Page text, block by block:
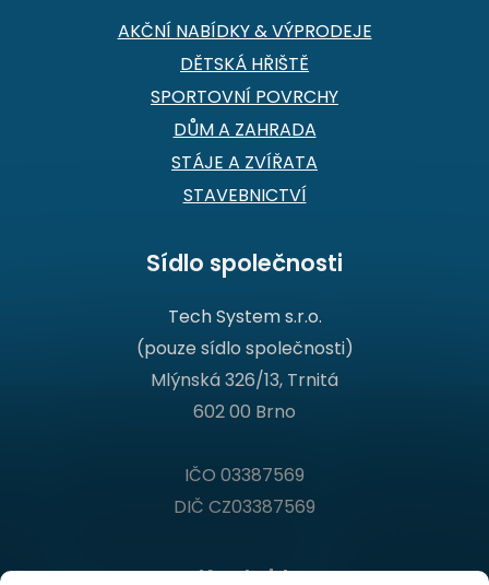
AKČNÍ NABÍDKY & VÝPRODEJE
DĚTSKÁ HŘIŠTĚ
SPORTOVNÍ POVRCHY
DŮM A ZAHRADA
STÁJE A ZVÍŘATA
STAVEBNICTVÍ
Sídlo společnosti
Tech System s.r.o.
(pouze sídlo společnosti)
Mlýnská 326/13, Trnitá
602 00 Brno
IČO 03387569
DIČ CZ03387569
Kontakt